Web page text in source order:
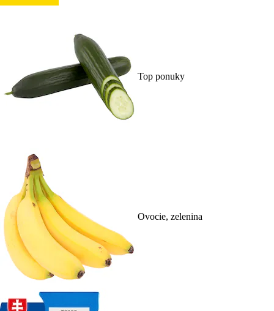
Top ponuky
Ovocie, zelenina